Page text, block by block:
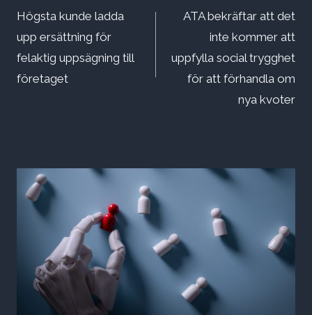
Högsta kunde ladda
upp ersättning för
felaktig uppsägning till
företaget
ATA bekräftar att det
inte kommer att
uppfylla social trygghet
för att förhandla om
nya kvoter